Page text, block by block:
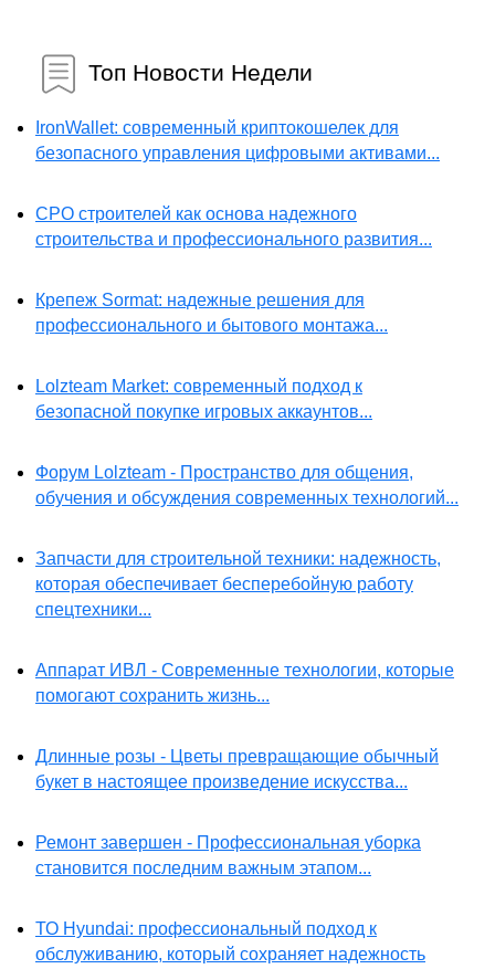
Топ Новости Недели
IronWallet: современный криптокошелек для
безопасного управления цифровыми активами...
СРО строителей как основа надежного
строительства и профессионального развития...
Крепеж Sormat: надежные решения для
профессионального и бытового монтажа...
Lolzteam Market: современный подход к
безопасной покупке игровых аккаунтов...
Форум Lolzteam - Пространство для общения,
обучения и обсуждения современных технологий...
Запчасти для строительной техники: надежность,
которая обеспечивает бесперебойную работу
спецтехники...
Аппарат ИВЛ - Современные технологии, которые
помогают сохранить жизнь...
Длинные розы - Цветы превращающие обычный
букет в настоящее произведение искусства...
Ремонт завершен - Профессиональная уборка
становится последним важным этапом...
ТО Hyundai: профессиональный подход к
обслуживанию, который сохраняет надежность